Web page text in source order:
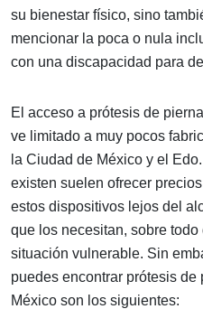
su bienestar físico, sino
mencionar la poca o nula
con una discapacidad para
El acceso a prótesis de
ve limitado a muy pocos
la Ciudad de México y el
existen suelen ofrecer
estos dispositivos lejos del
que los necesitan, sobre
situación vulnerable. Sin
puedes encontrar prótesis
México son los siguientes: